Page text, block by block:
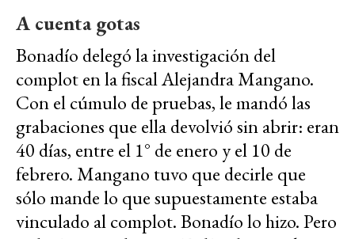
A cuenta gotas
Bonadío delegó la investigación del
complot en la fiscal Alejandra Mangano.
Con el cúmulo de pruebas, le mandó las
grabaciones que ella devolvió sin abrir: eran
40 días, entre el 1° de enero y el 10 de
febrero. Mangano tuvo que decirle que
sólo mande lo que supuestamente estaba
vinculado al complot. Bonadío lo hizo. Pero